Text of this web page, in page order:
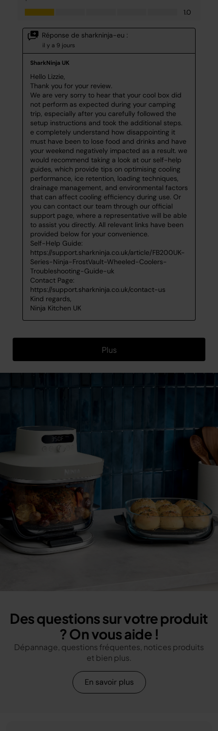
Des questions sur votre produit
? On vous aide !
Dépannage, questions fréquentes, notices produits
et bien plus.
En savoir plus